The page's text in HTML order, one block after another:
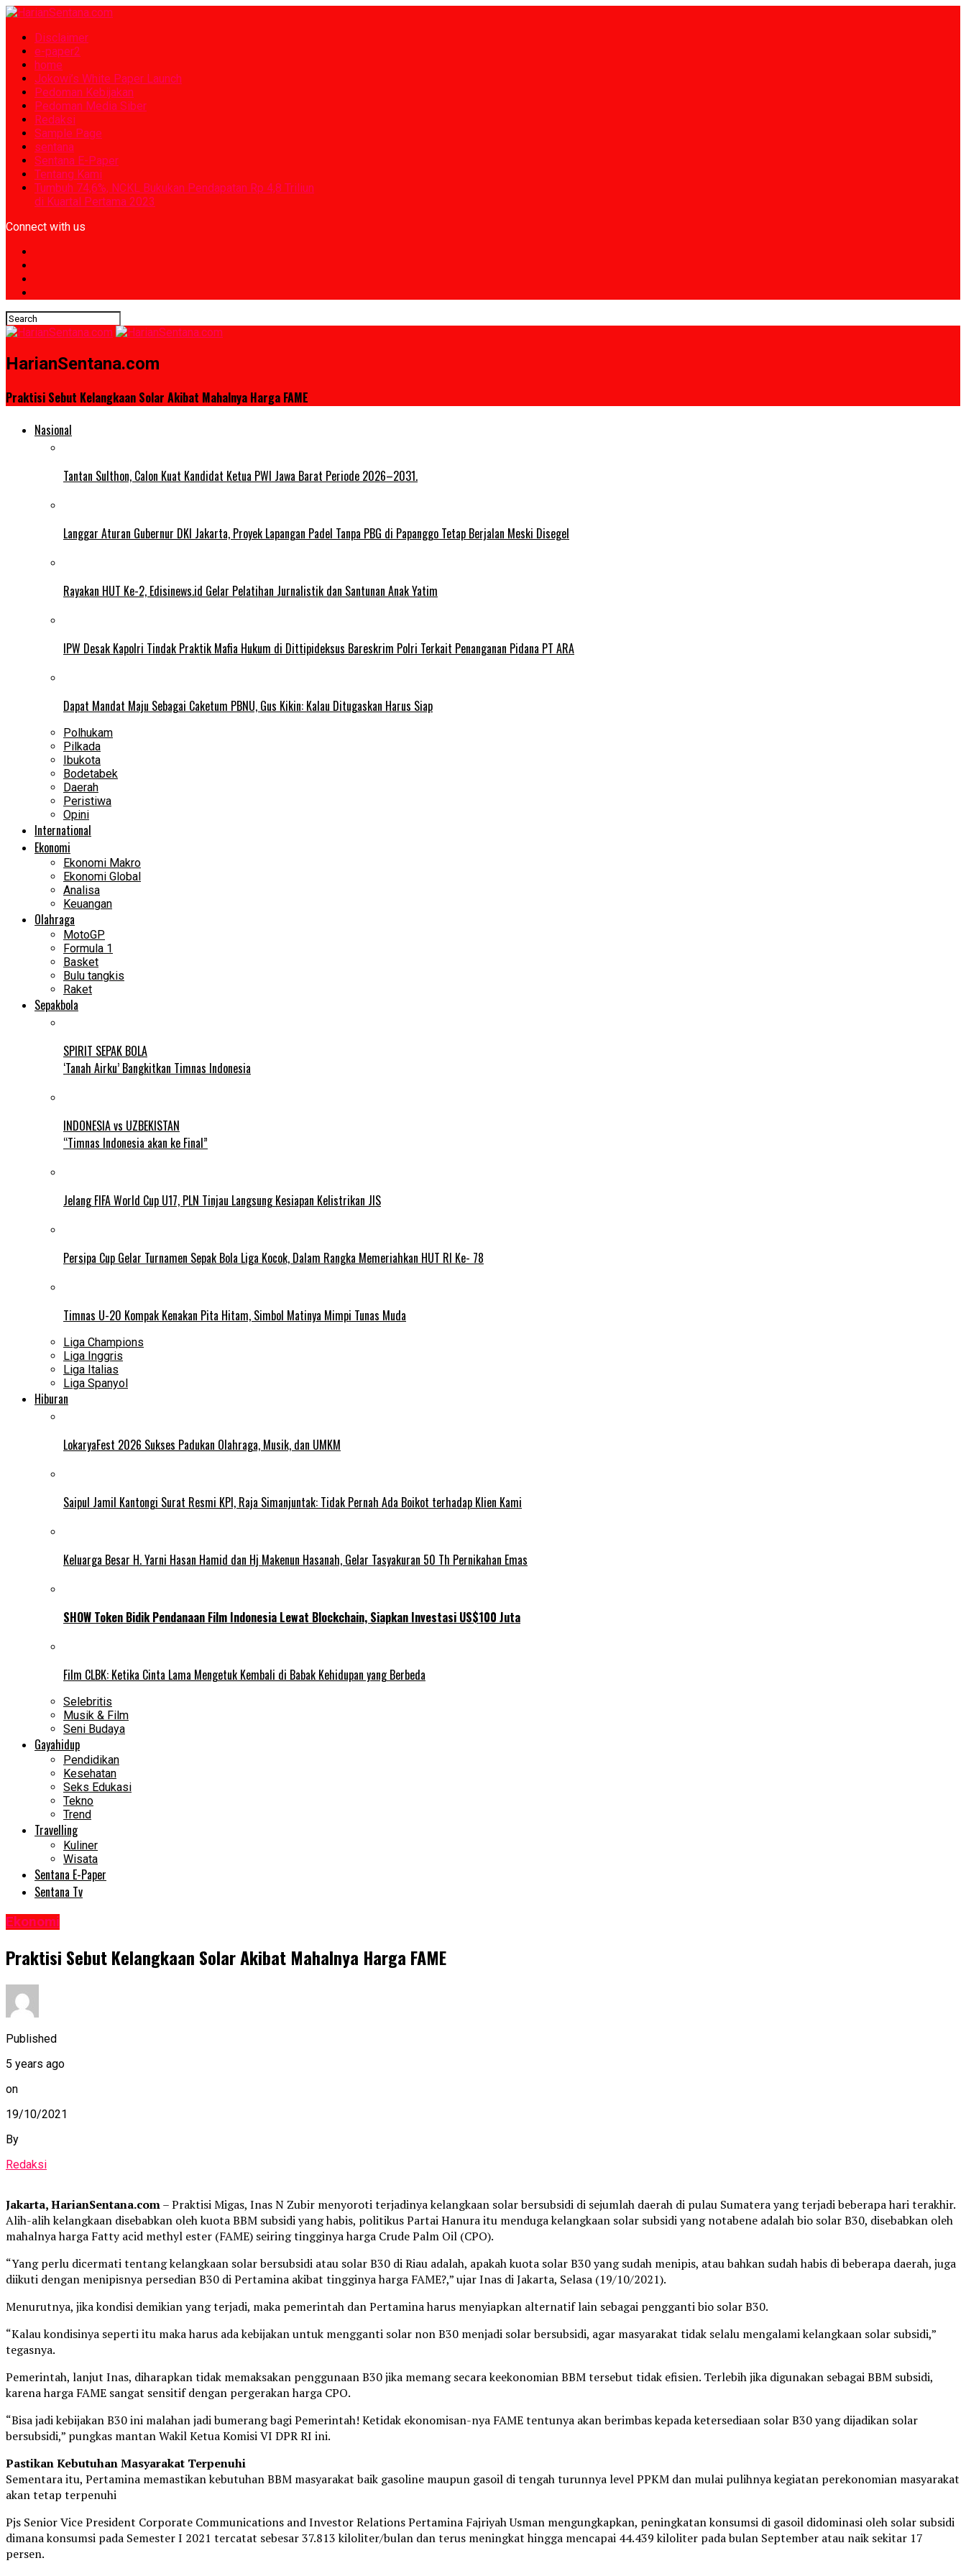
Disclaimer
e-paper2
home
Jokowi’s White Paper Launch
Pedoman Kebijakan
Pedoman Media Siber
Redaksi
Sample Page
sentana
Sentana E-Paper
Tentang Kami
Tumbuh 74,6%, NCKL Bukukan Pendapatan Rp 4,8 Triliun
di Kuartal Pertama 2023
Connect with us
HarianSentana.com
Praktisi Sebut Kelangkaan Solar Akibat Mahalnya Harga FAME
Nasional
Tantan Sulthon, Calon Kuat Kandidat Ketua PWI Jawa Barat Periode 2026–2031.
Langgar Aturan Gubernur DKI Jakarta, Proyek Lapangan Padel Tanpa PBG di Papanggo Tetap Berjalan Meski Disegel
Rayakan HUT Ke-2, Edisinews.id Gelar Pelatihan Jurnalistik dan Santunan Anak Yatim
IPW Desak Kapolri Tindak Praktik Mafia Hukum di Dittipideksus Bareskrim Polri Terkait Penanganan Pidana PT ARA
Dapat Mandat Maju Sebagai Caketum PBNU, Gus Kikin: Kalau Ditugaskan Harus Siap
Polhukam
Pilkada
Ibukota
Bodetabek
Daerah
Peristiwa
Opini
International
Ekonomi
Ekonomi Makro
Ekonomi Global
Analisa
Keuangan
Olahraga
MotoGP
Formula 1
Basket
Bulu tangkis
Raket
Sepakbola
SPIRIT SEPAK BOLA
‘Tanah Airku’ Bangkitkan Timnas Indonesia
INDONESIA vs UZBEKISTAN
“Timnas Indonesia akan ke Final”
Jelang FIFA World Cup U17, PLN Tinjau Langsung Kesiapan Kelistrikan JIS
Persipa Cup Gelar Turnamen Sepak Bola Liga Kocok, Dalam Rangka Memeriahkan HUT RI Ke- 78
Timnas U-20 Kompak Kenakan Pita Hitam, Simbol Matinya Mimpi Tunas Muda
Liga Champions
Liga Inggris
Liga Italias
Liga Spanyol
Hiburan
LokaryaFest 2026 Sukses Padukan Olahraga, Musik, dan UMKM
Saipul Jamil Kantongi Surat Resmi KPI, Raja Simanjuntak: Tidak Pernah Ada Boikot terhadap Klien Kami
Keluarga Besar H. Yarni Hasan Hamid dan Hj Makenun Hasanah, Gelar Tasyakuran 50 Th Pernikahan Emas
SHOW Token Bidik Pendanaan Film Indonesia Lewat Blockchain, Siapkan Investasi US$100 Juta
Film CLBK: Ketika Cinta Lama Mengetuk Kembali di Babak Kehidupan yang Berbeda
Selebritis
Musik & Film
Seni Budaya
Gayahidup
Pendidikan
Kesehatan
Seks Edukasi
Tekno
Trend
Travelling
Kuliner
Wisata
Sentana E-Paper
Sentana Tv
Ekonomi
Praktisi Sebut Kelangkaan Solar Akibat Mahalnya Harga FAME
Published
5 years ago
on
19/10/2021
By
Redaksi
Jakarta, HarianSentana.com– Praktisi Migas, Inas N Zubir menyoroti terjadinya kelangkaan solar bersubsidi di sejumlah daerah di pulau Sumatera yang terjadi beberapa hari terakhir.
Alih-alih kelangkaan disebabkan oleh kuota BBM subsidi yang habis, politikus Partai Hanura itu menduga kelangkaan solar subsidi yang notabene adalah bio solar B30, disebabkan oleh
mahalnya harga Fatty acid methyl ester (FAME) seiring tingginya harga Crude Palm Oil (CPO).
“Yang perlu dicermati tentang kelangkaan solar bersubsidi atau solar B30 di Riau adalah, apakah kuota solar B30 yang sudah menipis, atau bahkan sudah habis di beberapa daerah, juga
diikuti dengan menipisnya persedian B30 di Pertamina akibat tingginya harga FAME?,” ujar Inas di Jakarta, Selasa (19/10/2021).
Menurutnya, jika kondisi demikian yang terjadi, maka pemerintah dan Pertamina harus menyiapkan alternatif lain sebagai pengganti bio solar B30.
“Kalau kondisinya seperti itu maka harus ada kebijakan untuk mengganti solar non B30 menjadi solar bersubsidi, agar masyarakat tidak selalu mengalami kelangkaan solar subsidi,”
tegasnya.
Pemerintah, lanjut Inas, diharapkan tidak memaksakan penggunaan B30 jika memang secara keekonomian BBM tersebut tidak efisien. Terlebih jika digunakan sebagai BBM subsidi,
karena harga FAME sangat sensitif dengan pergerakan harga CPO.
“Bisa jadi kebijakan B30 ini malahan jadi bumerang bagi Pemerintah! Ketidak ekonomisan-nya FAME tentunya akan berimbas kepada ketersediaan solar B30 yang dijadikan solar
bersubsidi,” pungkas mantan Wakil Ketua Komisi VI DPR RI ini.
Pastikan Kebutuhan Masyarakat Terpenuhi
Sementara itu, Pertamina memastikan kebutuhan BBM masyarakat baik gasoline maupun gasoil di tengah turunnya level PPKM dan mulai pulihnya kegiatan perekonomian masyarakat
akan tetap terpenuhi
Pjs Senior Vice President Corporate Communications and Investor Relations Pertamina Fajriyah Usman mengungkapkan, peningkatan konsumsi di gasoil didominasi oleh solar subsidi
dimana konsumsi pada Semester I 2021 tercatat sebesar 37.813 kiloliter/bulan dan terus meningkat hingga mencapai 44.439 kiloliter pada bulan September atau naik sekitar 17
persen.